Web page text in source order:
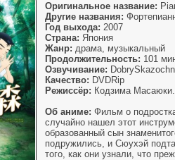
Оригинальное название:
Другие названия:
Год выхода: 2007
Страна: Япония
Жанр: драма, музыкальный
Продолжительность: 101
Озвучивание:
Качество: DVDRip
Режиссёр: Кодзима Масаюки.
Об аниме: Фильм о
случайно нашел этот
образованный сын
подружились, и Сюухэй
того, как они узнали, что